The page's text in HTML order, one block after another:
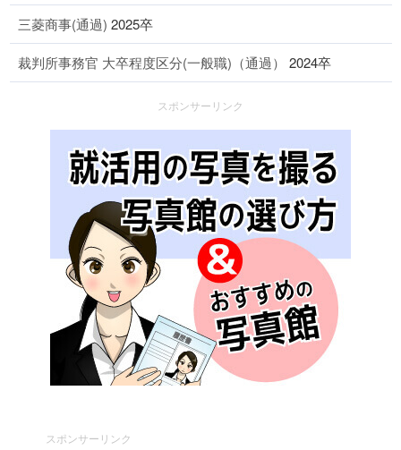
三菱商事(通過) 2025卒
裁判所事務官 大卒程度区分(一般職)（通過） 2024卒
スポンサーリンク
スポンサーリンク